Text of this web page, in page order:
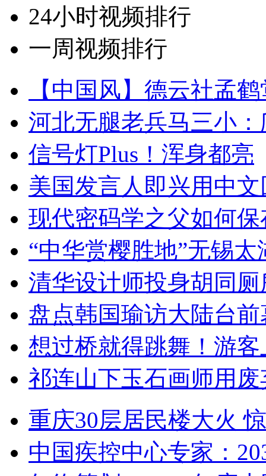
24小时视频排行
一周视频排行
【中国风】德云社孟
河北无腿老兵马三小
信号灯Plus！浑身都亮
美国发言人即兴用中
现代密码学之父如何
“中华赏樱胜地”无锡
清华设计师投身胡同
盘点韩国瑜访大陆台
想过桥就得跳舞！游客
祁连山下玉石画师用
重庆30层居民楼大火
中国疾控中心专家：